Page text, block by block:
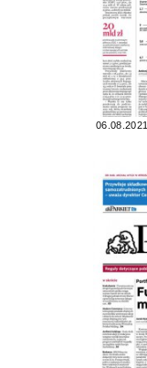
06.08.2021